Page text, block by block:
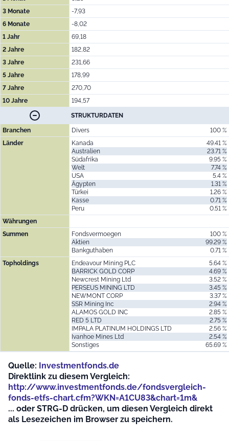
3 Monate
-7,93
6 Monate
-8,02
1 Jahr
69,18
2 Jahre
182,82
3 Jahre
231,66
5 Jahre
178,99
7 Jahre
270,70
10 Jahre
194,57
STRUKTURDATEN
Branchen Divers
100 %
Länder
Kanada
49.41 %
Australien
23.71 %
Südafrika
9.95 %
Welt
7.74 %
USA
5.4 %
Ägypten
1.31 %
Türkei
1.26 %
Kasse
0.71 %
Peru
0.51 %
Währungen
Summen
Fondsvermoegen
100 %
Aktien
99.29 %
Bankguthaben
0.71 %
Topholdings
Endeavour Mining PLC
5.64 %
BARRICK GOLD CORP
4.69 %
Newcrest Mining Ltd
3.52 %
PERSEUS MINING LTD
3.45 %
NEWMONT CORP
3.37 %
SSR Mining Inc
2.94 %
ALAMOS GOLD INC
2.85 %
RED 5 LTD
2.75 %
IMPALA PLATINUM HOLDINGS LTD
2.56 %
Ivanhoe Mines Ltd
2.54 %
Sonstiges
65.69 %
Quelle: Investmentfonds.de
Direktlink zu diesem Vergleich:
http://www.investmentfonds.de/fondsvergleich-
fonds-etfs-chart.cfm?WKN=A1CU83&chart=1m&
... oder STRG-D drücken, um diesen Vergleich direkt
als Lesezeichen im Browser zu speichern.